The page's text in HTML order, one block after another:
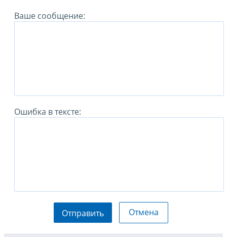
Ваше сообщение:
Ошибка в тексте:
Отправить Отмена